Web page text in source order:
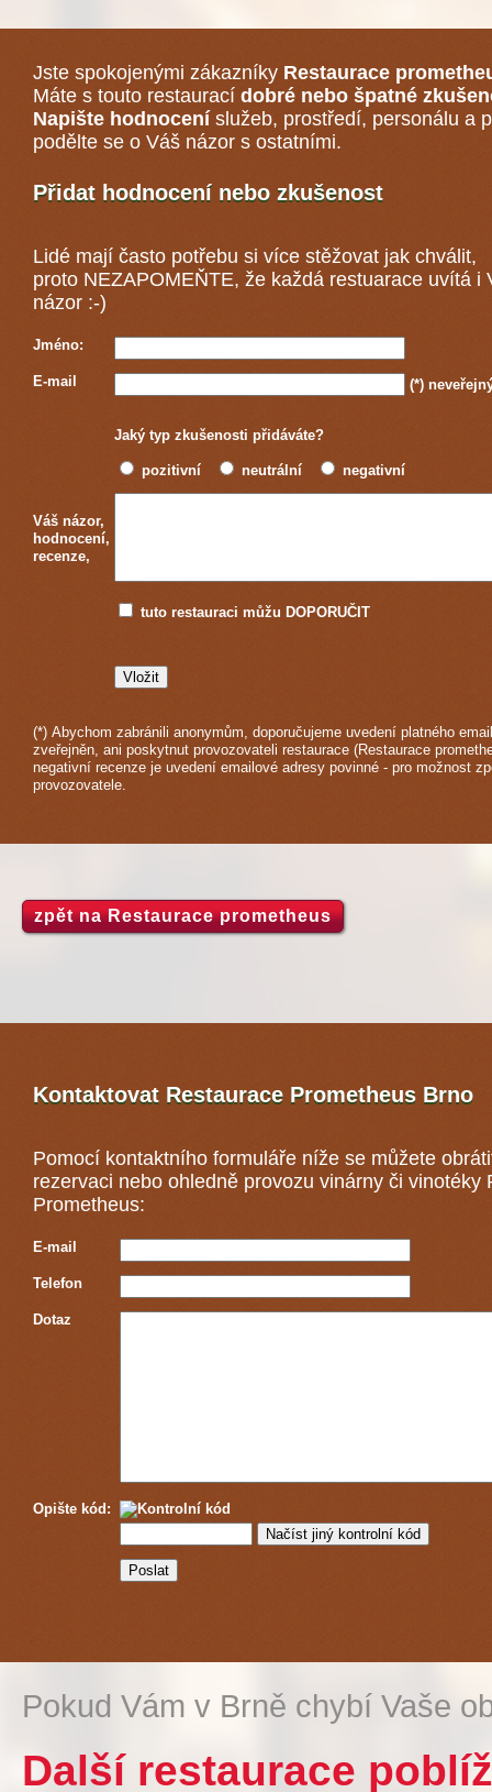
Jste spokojenými zákazníky Restaurace
Máte s touto restaurací dobré nebo špatné
Napište hodnocení služeb, prostředí, personálu a
podělte se o Váš názor s ostatními.
Přidat hodnocení nebo zkušenost
Lidé mají často potřebu si více stěžovat jak chválit,
proto NEZAPOMEŇTE, že každá restuarace uvítá i
názor :-)
Jméno:
E-mail (*)
Jaký typ zkušenosti přidáváte?
pozitivní neutrální negativní
Váš názor,
hodnocení,
recenze,
tuto restauraci můžu DOPORUČIT
(*) Abychom zabránili anonymům, doporučujeme uvedení platného
zveřejněn, ani poskytnut provozovateli restaurace (Restaurace
negativní recenze je uvedení emailové adresy povinné - pro možnost
provozovatele.
zpět na Restaurace prometheus
Kontaktovat Restaurace Prometheus Brno
Pomocí kontaktního formuláře níže se můžete
rezervaci nebo ohledně provozu vinárny či vinotéky
Prometheus:
E-mail
Telefon
Dotaz
Opište kód:
Pokud Vám v Brně chybí Vaše
Další restaurace